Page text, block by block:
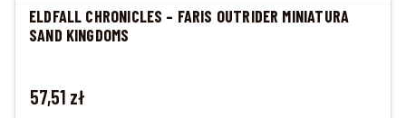
ELDFALL CHRONICLES – FARIS OUTRIDER MINIATURA
SAND KINGDOMS
Cena
57,51 zł